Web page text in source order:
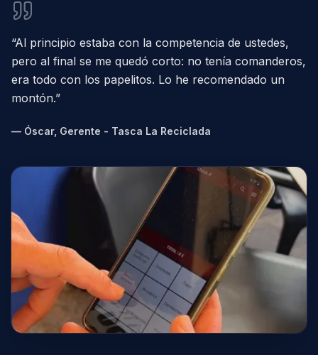
“Al principio estaba con la competencia de ustedes,
pero al final se me quedó corto: no tenía comanderos,
era todo con los papelitos. Lo he recomendado un
montón.”
— Óscar, Gerente - Tasca La Reciclada